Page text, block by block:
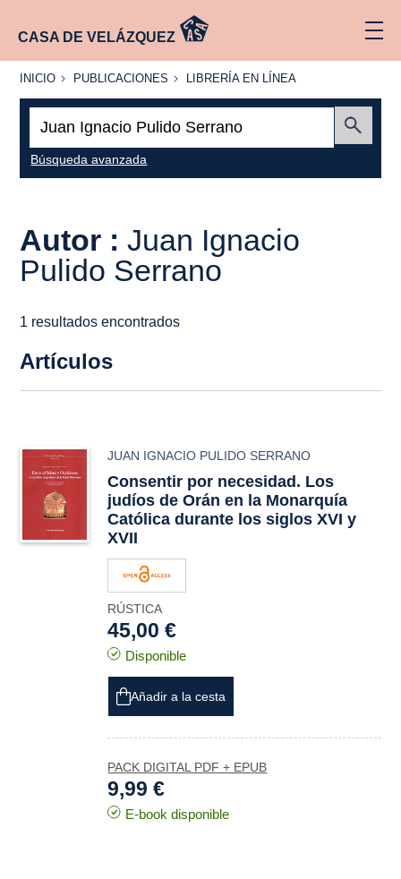
CASA DE VELÁZQUEZ
INICIO
INICIO PUBLICACIONES
PUBLICACIONES
LIBRERÍA
LÍNEA
LIBRERÍA EN LÍNEA
Búsqueda avanzada
Autor :Juan Ignacio
Pulido Serrano
1 resultados encontrados
Artículos
JUAN IGNACIO PULIDO SERRANO
Consentir por necesidad. Los
judíos de Orán en la Monarquía
Católica durante los siglos XVI y
XVII
RÚSTICA
45,00 €
Disponible
Añadir a la cesta
PACK DIGITAL PDF + EPUB
9,99 €
E-book disponible